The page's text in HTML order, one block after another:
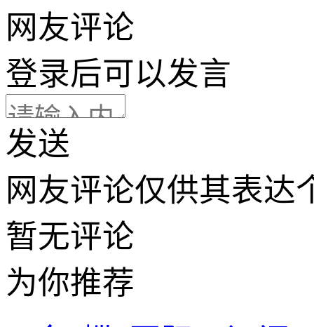
网友评论
登录后可以发言
发送
网友评论仅供其表达
暂无评论
为你推荐